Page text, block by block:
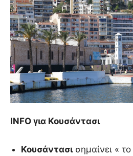
INFO για Κουσάντασι
Κουσάντασισημαίνει «